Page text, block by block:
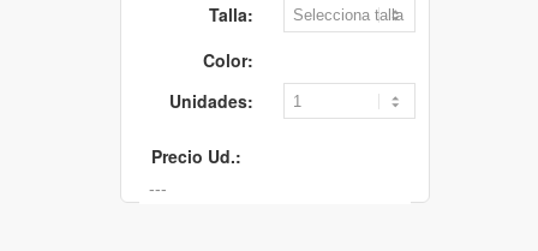
Talla:
Color:
Unidades:
Precio Ud.: